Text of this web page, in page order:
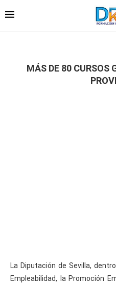
MÁS DE 80 CURSOS
La Diputación de Sevilla,
Empleabilidad, la Promoción